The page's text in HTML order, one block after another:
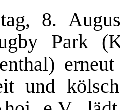
8.
Park
und